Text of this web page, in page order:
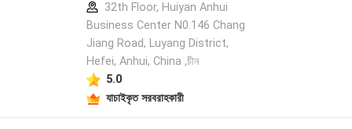
32th Floor, Huiyan Anhui
Business Center N0.146 Chang
Jiang Road, Luyang District,
Hefei, Anhui, China ,চীন
5.0
যাচাইকৃত সরবরাহকারী